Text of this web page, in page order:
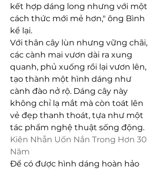
kết hợp dáng long nhưng với một
cách thức mới mẻ hơn," ông Bình
kể lại.
Với thân cây lùn nhưng vững chãi,
các cành mai vươn dài ra xung
quanh, phủ xuống rồi lại vươn lên,
tạo thành một hình dáng như
cành đào nở rộ. Dáng cây này
không chỉ lạ mắt mà còn toát lên
vẻ đẹp thanh thoát, tựa như một
tác phẩm nghệ thuật sống động.
Kiên Nhẫn Uốn Nắn Trong Hơn 30
Năm
Để có được hình dáng hoàn hảo